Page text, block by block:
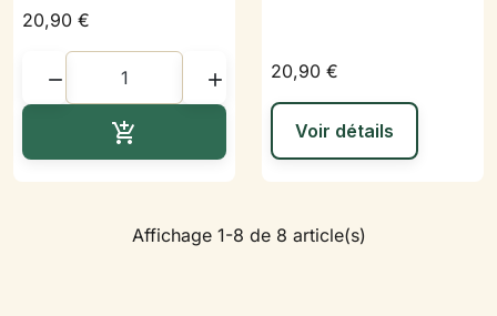
20,90 €
 

20,90 €
Voir détails
Affichage 1-8 de 8 article(s)